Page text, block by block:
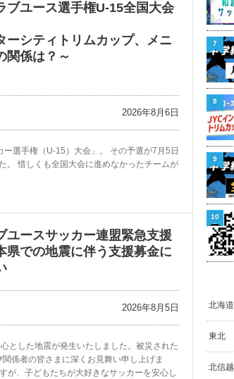
ブユース選手権U-15全国大会
ーシティトリムカップ、メニ
関係は？～
2026年8月6日
選手権（U-15）大会」。 その予選が7月5日
。 惜しくも全国大会に進めなかったチームが
ユースサッカー連盟緊急支援
県での地震に伴う支援募金に
2026年8月5日
とした地震が発生いたしました。被災された
係者の皆さまに深くお見舞い申し上げま
が、子どもたちが大好きなサッカーを安心し
7
8
9
10
北海道
東北
北信越